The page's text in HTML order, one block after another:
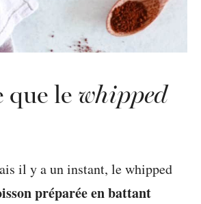
que le whipped
il y a un instant, le whipped
préparée en battant